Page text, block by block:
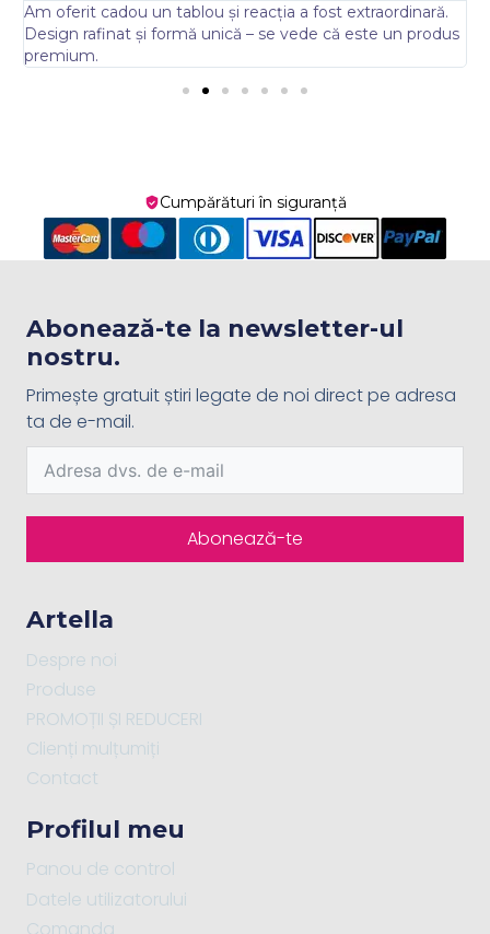
Am oferit cadou un tablou și reacția a fost extraordinară.
Design rafinat și formă unică – se vede că este un produs
premium.
Cumpărături în siguranță
Profilul meu
Panou de control
Datele utilizatorului
Artella
Despre noi
Produse
PROMOȚII ȘI REDUCERI
Clienți mulțumiți
Contact
Abonează-te la newsletter-ul
nostru.
Primește gratuit știri legate de noi direct pe adresa
ta de e-mail.
Abonează-te